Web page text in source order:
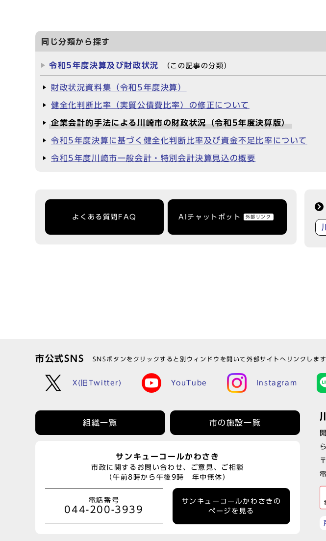
同じ分類から探す
令和5年度決算及び財政状況 （この記事の分類）
財政状況資料集（令和5年度決算）
健全化判断比率（実質公債費比率）の修正について
企業会計的手法による川崎市の財政状況（令和5年度決算版）
令和5年度決算に基づく健全化判断比率及び資金不足比率について
令和5年度川崎市一般会計・特別会計決算見込の概要
よくある質問FAQ AIチャットボット 外部リンク
市公式SNS SNSボタンをクリックすると別ウィンドウを開いて外部サイトへリンクします
X(旧Twitter) YouTube Instagram
組織一覧 市の施設一覧
サンキューコールかわさき
市政に関するお問い合わせ、ご意見、ご相談
（午前8時から午後9時 年中無休）
電話番号
044-200-3939
サンキューコールかわさきの
ページを見る